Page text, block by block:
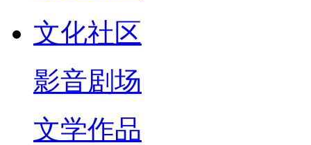
文化社区
影音剧场
文学作品